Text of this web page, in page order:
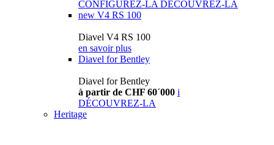
CONFIGUREZ-LA DÉCOUVREZ-LA
new V4 RS 100
Diavel V4 RS 100
en savoir plus
Diavel for Bentley
Diavel for Bentley
à partir de CHF 60´000 i
DÉCOUVREZ-LA
Heritage